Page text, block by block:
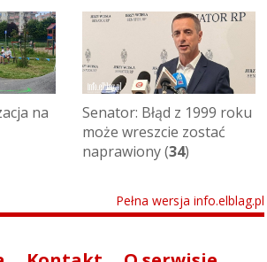
na
Senator: Błąd z 1999 roku
może wreszcie zostać
naprawiony (34)
Pełna wersja info.elblag.pl